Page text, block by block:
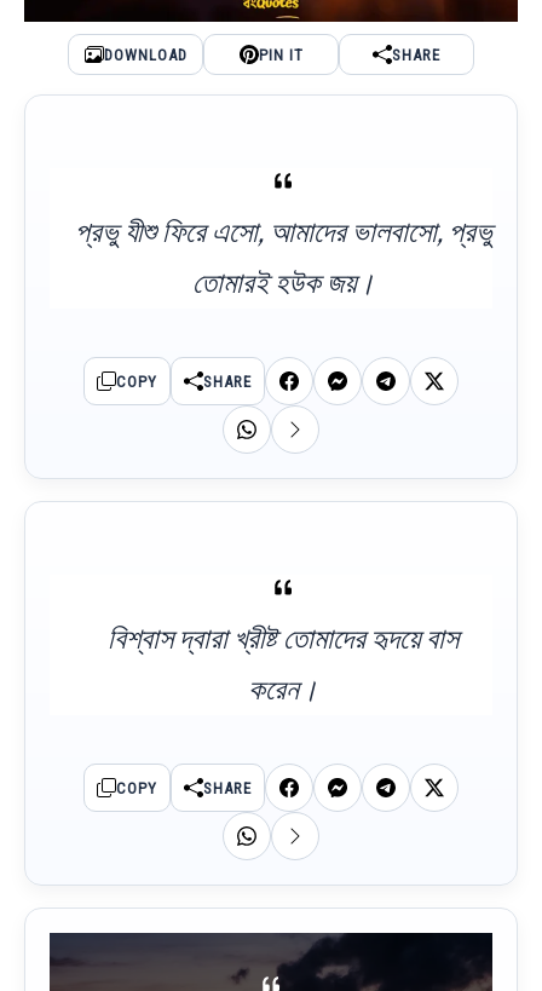
DOWNLOAD PIN IT SHARE
প্রভু যীশু ফিরে এসো, আমাদের ভালবাসো, প্রভু
তোমারই হউক জয়।
COPY SHARE
বিশ্বাস দ্বারা খ্রীষ্ট তোমাদের হৃদয়ে বাস
করেন।
COPY SHARE